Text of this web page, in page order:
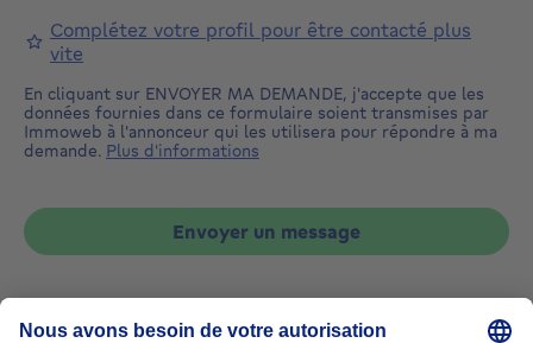
Complétez votre profil pour être contacté plus
vite
En cliquant sur ENVOYER MA DEMANDE, j'accepte que les
données fournies dans ce formulaire soient transmises par
Immoweb à l'annonceur qui les utilisera pour répondre à ma
demande. Plus d'informations
Envoyer un message